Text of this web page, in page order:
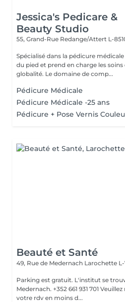
Jessica's Pedicare &
Beauty Studio
55, Grand-Rue Redange/Attert L-
Spécialisé dans la pédicure
du pied et prend en charge les soins
globalité. Le domaine de comp...
Pédicure Médicale
Pédicure Médicale -25 ans
Pédicure + Pose Vernis
Beauté et Santé
49, Rue de Medernach Larochette L-
Parking est gratuit. L'institut se
Medernach. +352 661 931 701 Veuillez noter que si vous annulez
votre rdv en moins d...